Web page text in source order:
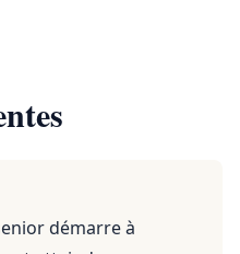
démarre à